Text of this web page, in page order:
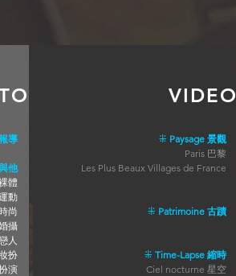
導
他
體
動
尚
攝
人
扮
演
VIDEO
⁜ Paysage 景觀
Paris 巴黎
Les Plus Beaux Villages de France
⁜ Patrimoine 古蹟
⁜ Time-Lapse 縮時
Ciel nocturne 星空